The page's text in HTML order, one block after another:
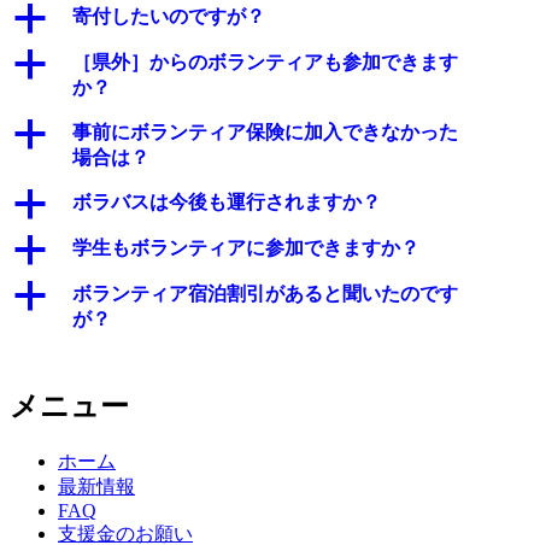
a 寄付したいのですが？
a
［県外］からのボランティアも参加できます
か？
a
事前にボランティア保険に加入できなかった
場合は？
a ボラバスは今後も運行されますか？
a 学生もボランティアに参加できますか？
a
ボランティア宿泊割引があると聞いたのです
が？
メニュー
ホーム
最新情報
FAQ
支援金のお願い